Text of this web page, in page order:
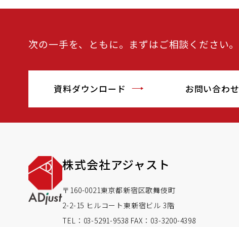
次の一手を、ともに。まずはご相談ください。
資料ダウンロード お問い合わせ
株式会社アジャスト
〒160-0021東京都新宿区歌舞伎町
2-2-15 ヒルコート東新宿ビル 3階
TEL：03-5291-9538 FAX：03-3200-4398